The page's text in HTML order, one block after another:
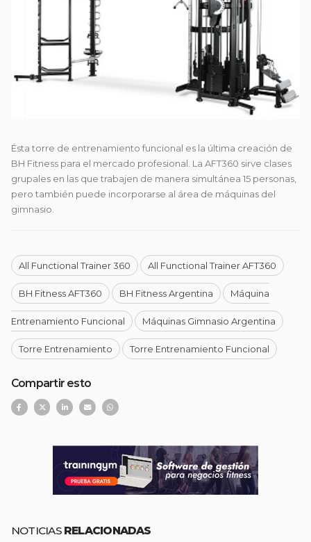
Ésta torre de entrenamiento funcional es la última creación de
BH Fitness para el mercado profesional. La AFT360 sirve clases
grupales en las que trabajen de manera simultánea 15 personas,
pero también puede incorporarse al área de máquinas del
gimnasio.
All Functional Trainer 360 All Functional Trainer AFT360
BH Fitness AFT360 BH Fitness Argentina Máquina
Entrenamiento Funcional Máquinas Gimnasio Argentina
Torre Entrenamiento Torre Entrenamiento Funcional
Compartir esto
NOTICIAS RELACIONADAS